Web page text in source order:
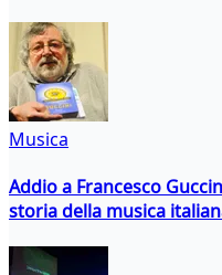
Musica
Addio a Francesco
storia della musica